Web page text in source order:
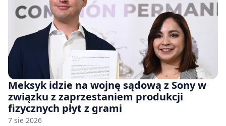
Meksyk idzie na wojnę sądową z Sony w
związku z zaprzestaniem produkcji
fizycznych płyt z grami
7 sie 2026